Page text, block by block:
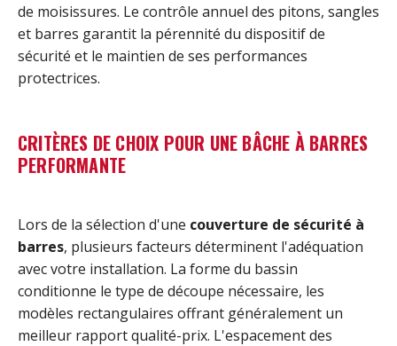
de moisissures. Le contrôle annuel des pitons, sangles
et barres garantit la pérennité du dispositif de
sécurité et le maintien de ses performances
protectrices.
CRITÈRES DE CHOIX POUR UNE BÂCHE À BARRES
PERFORMANTE
Lors de la sélection d'une couverture de sécurité à
barres, plusieurs facteurs déterminent l'adéquation
avec votre installation. La forme du bassin
conditionne le type de découpe nécessaire, les
modèles rectangulaires offrant généralement un
meilleur rapport qualité-prix. L'espacement des